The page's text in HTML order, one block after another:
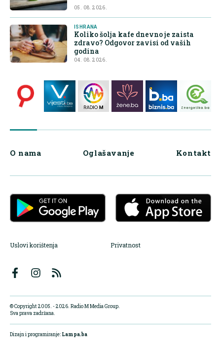
05. 08. 2026.
ISHRANA
Koliko šolja kafe dnevno je zaista
zdravo? Odgovor zavisi od vaših
godina
04. 08. 2026.
O nama Oglašavanje Kontakt
Uslovi korištenja Privatnost
© Copyright 2005. - 2026. Radio M Media Group.
Sva prava zadržana.
Dizajn i programiranje: Lampa.ba